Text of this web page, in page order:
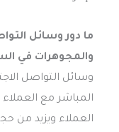
ما دور وسائل
والمجوهرات في
وسائل التواصل
المباشر مع
العملاء ويزيد من